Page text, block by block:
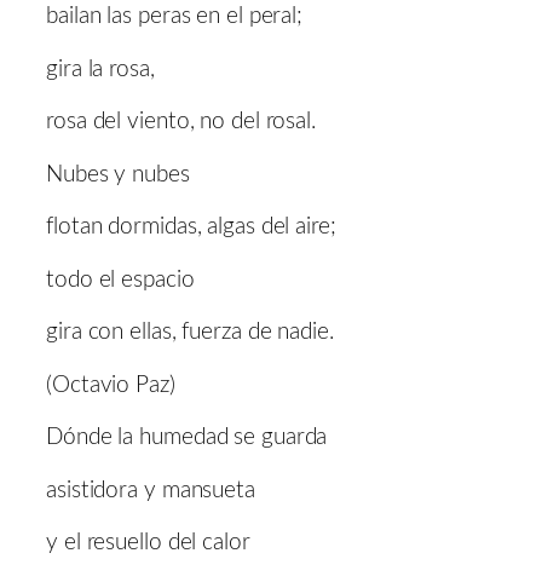
bailan las peras en el peral;
gira la rosa,
rosa del viento, no del rosal.
Nubes y nubes
flotan dormidas, algas del aire;
todo el espacio
gira con ellas, fuerza de nadie.
(Octavio Paz)
Dónde la humedad se guarda
asistidora y mansueta
y el resuello del calor